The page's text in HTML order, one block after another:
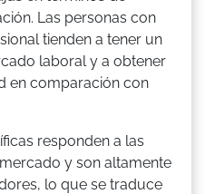
Las personas con
tienden a tener un
laboral y a obtener
en comparación con
responden a las
y son altamente
lo que se traduce